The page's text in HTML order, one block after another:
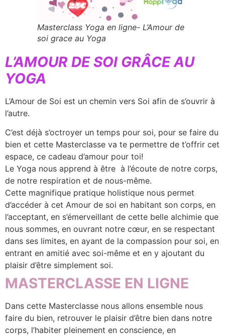
Masterclass Yoga en ligne- L’Amour de
soi grace au Yoga
L’AMOUR DE SOI GRÂCE AU
YOGA
L’Amour de Soi est un chemin vers Soi afin de s’ouvrir à
l’autre.
C’est déjà s’octroyer un temps pour soi, pour se faire du
bien et cette Masterclasse va te permettre de t’offrir cet
espace, ce cadeau d’amour pour toi!
Le Yoga nous apprend à être à l’écoute de notre corps,
de notre respiration et de nous-même.
Cette magnifique pratique holistique nous permet
d’accéder à cet Amour de soi en habitant son corps, en
l’acceptant, en s’émerveillant de cette belle alchimie que
nous sommes, en ouvrant notre cœur, en se respectant
dans ses limites, en ayant de la compassion pour soi, en
entrant en amitié avec soi-même et en y ajoutant du
plaisir d’être simplement soi.
MASTERCLASSE EN LIGNE
Dans cette Masterclasse nous allons ensemble nous
faire du bien, retrouver le plaisir d’être bien dans notre
corps, l’habiter pleinement en conscience, en